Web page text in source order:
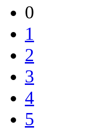
0
1
2
3
4
5